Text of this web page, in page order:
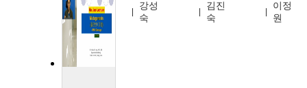
김정
선
강성
숙
김진
숙
이정
원